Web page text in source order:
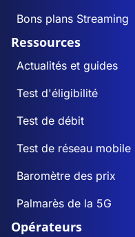
Bons plans Streaming
Ressources
Actualités et guides
Test d'éligibilité
Test de débit
Test de réseau mobile
Baromètre des prix
Palmarès de la 5G
Opérateurs